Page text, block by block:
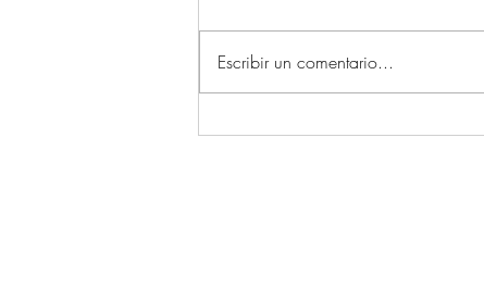
EL PARÓN | Que la pausa
Escribir un comentario...